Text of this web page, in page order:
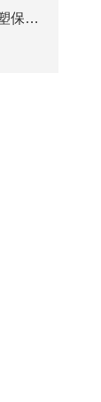
橡塑保温板厂家,阻燃海绵橡塑保温板厂家出售